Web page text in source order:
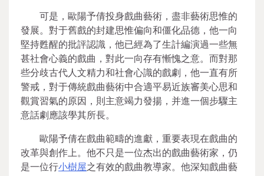
可是，歐陽予倩投身戲曲藝術，盡非藝術思惟的
發展。對于舊戲的封建思惟偏向和僵化品德，他一向
堅持甦醒的批評認識，他已經為了生計編演過一些無
甚社會心義的戲曲，對此一向存有慚愧之意。而對那
些分歧古代人文精力和社會心識的戲劇，他一直有所
警戒，對于傳統戲曲藝術中合適平易近族審美心思和
觀賞習氣的原因，則主意竭力發揚，并進一個步驟主
意話劇應該學其所長。
歐陽予倩在戲曲範疇的進獻，重要表現在戲曲的
改革與創作上。他不只是一位杰出的戲曲藝術家，仍
是一位行小樹屋之有效的戲曲教導家。他深知戲曲藝